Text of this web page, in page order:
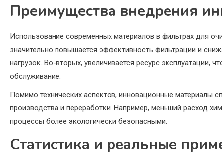
Преимущества внедрения
Использование современных материалов в фильтрах для
значительно повышается эффективность фильтрации и
нагрузок. Во-вторых, увеличивается ресурс эксплуатации,
обслуживание.
Помимо технических аспектов, инновационные материалы
производства и переработки. Например, меньший расход
процессы более экологически безопасными.
Статистика и реальные